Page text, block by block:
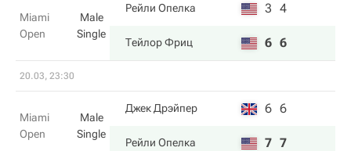
Miami
Open
Male
Single
Рейли Опелка 3 4
Тейлор Фриц 6 6
20.03, 23:30
Miami
Open
Male
Single
Джек Дрэйпер 6 6
Рейли Опелка 7 7